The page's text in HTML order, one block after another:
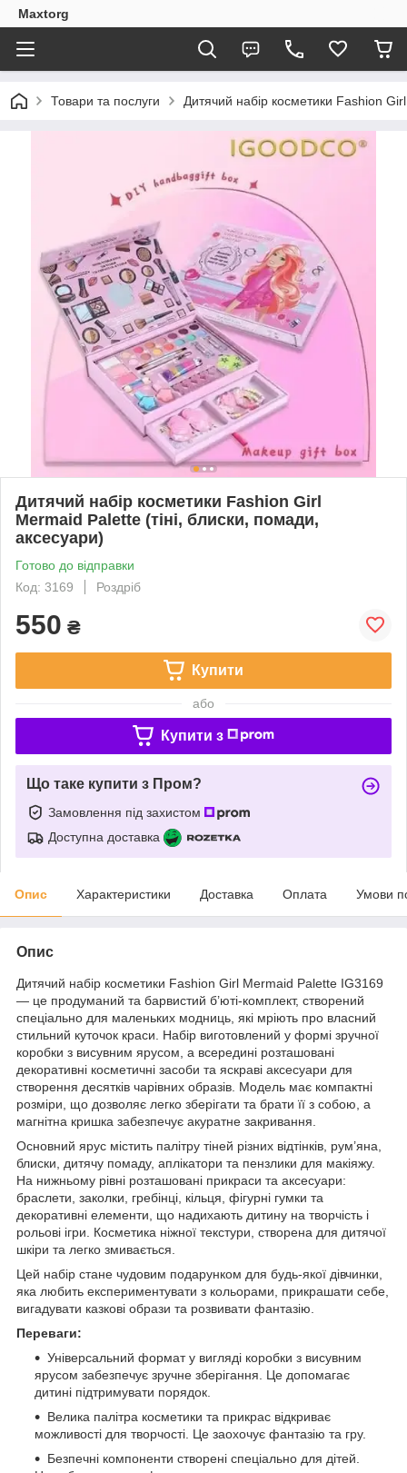
Maxtorg
Товари та послуги Дитячий набір косметики Fashion
Дитячий набір косметики Fashion Girl
Mermaid Palette (тіні, блиски, помади,
аксесуари)
Готово до відправки
Код: 3169
Роздріб
550 ₴
Купити
або
Купити з
Що таке купити з Пром?
Замовлення під захистом
Доступна доставка
Опис Характеристики Доставка Оплата Умови
Опис
Дитячий набір косметики Fashion Girl Mermaid Palette IG3169
— це продуманий та барвистий б’юті-комплект, створений
спеціально для маленьких модниць, які мріють про власний
стильний куточок краси. Набір виготовлений у формі зручної
коробки з висувним ярусом, а всередині розташовані
декоративні косметичні засоби та яскраві аксесуари для
створення десятків чарівних образів. Модель має компактні
розміри, що дозволяє легко зберігати та брати її з собою, а
магнітна кришка забезпечує акуратне закривання.
Основний ярус містить палітру тіней різних відтінків, рум’яна,
блиски, дитячу помаду, аплікатори та пензлики для макіяжу.
На нижньому рівні розташовані прикраси та аксесуари:
браслети, заколки, гребінці, кільця, фігурні гумки та
декоративні елементи, що надихають дитину на творчість і
рольові ігри. Косметика ніжної текстури, створена для дитячої
шкіри та легко змивається.
Цей набір стане чудовим подарунком для будь-якої дівчинки,
яка любить експериментувати з кольорами, прикрашати себе,
вигадувати казкові образи та розвивати фантазію.
Переваги:
Універсальний формат у вигляді коробки з висувним
ярусом забезпечує зручне зберігання. Це допомагає
дитині підтримувати порядок.
Велика палітра косметики та прикрас відкриває
можливості для творчості. Це заохочує фантазію та гру.
Безпечні компоненти створені спеціально для дітей.